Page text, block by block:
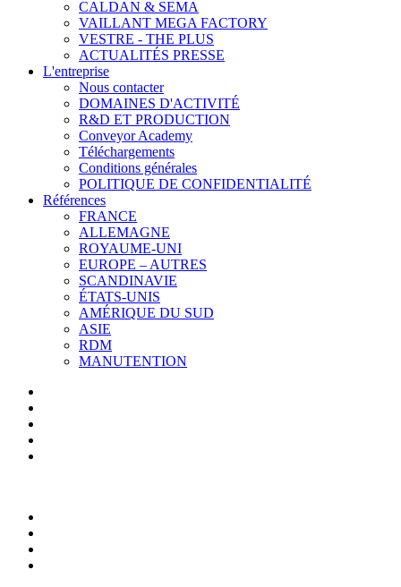
CALDAN & SEMA
VAILLANT MEGA FACTORY
VESTRE - THE PLUS
ACTUALITÉS PRESSE
L'entreprise
Nous contacter
DOMAINES D'ACTIVITÉ
R&D ET PRODUCTION
Conveyor Academy
Téléchargements
Conditions générales
POLITIQUE DE CONFIDENTIALITÉ
Références
FRANCE
ALLEMAGNE
ROYAUME-UNI
EUROPE – AUTRES
SCANDINAVIE
ÉTATS-UNIS
AMÉRIQUE DU SUD
ASIE
RDM
MANUTENTION